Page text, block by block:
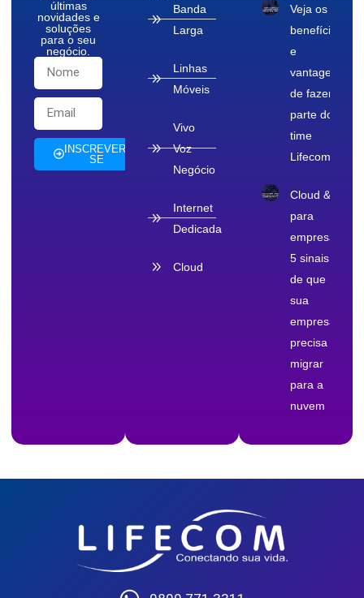
últimas
novidades e
soluções
para o seu
negócio.
INSCREVER-
SE
Banda
Larga
Linhas
Móveis
Vivo
Voz
Negócio
Internet
Dedicada
Cloud
Veja os
benefícios
e
vantagens
de fazer
parte do
time
Lifecom
Cloud & TI
para
empresas:
5 sinais
de que
sua
empresa
precisa
migrar
para a
nuvem